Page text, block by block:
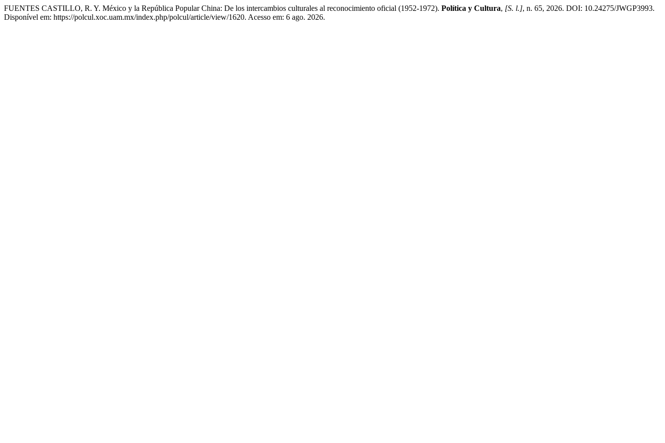
FUENTES CASTILLO, R. Y. México y la República Popular China: De los intercambios culturales al reconocimiento oficial (1952-1972). Política y Cultura, [S. l.], n. 65, 2026. DOI: 10.24275/JWGP3993.
Disponível em: https://polcul.xoc.uam.mx/index.php/polcul/article/view/1620. Acesso em: 6 ago. 2026.